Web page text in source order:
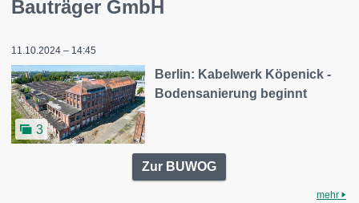
Bauträger GmbH
11.10.2024 – 14:45
3
Berlin: Kabelwerk Köpenick -
Bodensanierung beginnt
Zur BUWOG
mehr